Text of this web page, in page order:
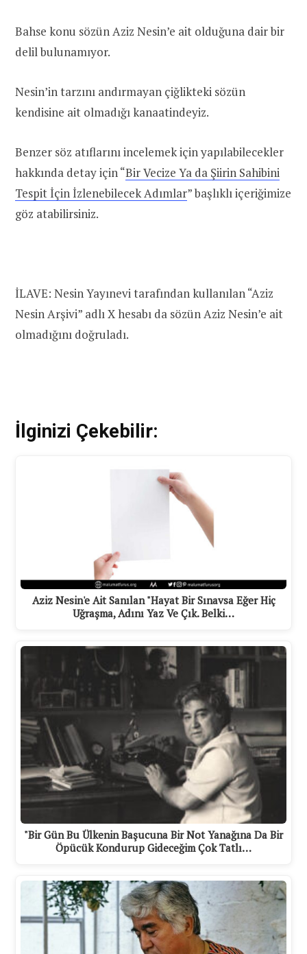
Bahse konu sözün Aziz Nesin’e ait olduğuna dair bir
delil bulunamıyor.
Nesin’in tarzını andırmayan çiğlikteki sözün
kendisine ait olmadığı kanaatindeyiz.
Benzer söz atıflarını incelemek için yapılabilecekler
hakkında detay için “Bir Vecize Ya da Şiirin Sahibini
Tespit İçin İzlenebilecek Adımlar” başlıklı içeriğimize
göz atabilirsiniz.
İLAVE: Nesin Yayınevi tarafından kullanılan “Aziz
Nesin Arşivi” adlı X hesabı da sözün Aziz Nesin’e ait
olmadığını doğruladı.
İlginizi Çekebilir:
Aziz Nesin'e Ait Sanılan "Hayat Bir Sınavsa Eğer Hiç
Uğraşma, Adını Yaz Ve Çık. Belki…
"Bir Gün Bu Ülkenin Başucuna Bir Not Yanağına Da Bir
Öpücük Kondurup Gideceğim Çok Tatlı…